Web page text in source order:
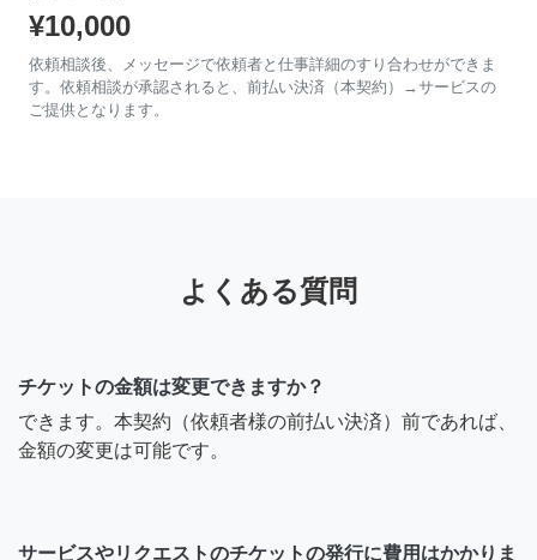
¥10,000
依頼相談後、メッセージで依頼者と仕事詳細のすり合わせができま
す。依頼相談が承認されると、前払い決済（本契約）→サービスの
ご提供となります。
よくある質問
チケットの金額は変更できますか？
できます。本契約（依頼者様の前払い決済）前であれば、
金額の変更は可能です。
サービスやリクエストのチケットの発行に費用はかかりま